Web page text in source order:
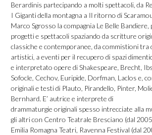
Berardinis partecipando a molti spettacoli, da
I Giganti della montagna a Il ritorno di
Marco Sgrosso la compagnia Le Belle Bandiere,
progetti e spettacoli spaziando da scritture
classiche e contemporanee, da commistioni tra
artistici, a eventi per il recupero di spazi
e interpretato opere di Shakespeare, Brecht,
Sofocle, Cechov, Euripide, Dorfman, Laclos e,
originali e testi di Plauto, Pirandello, Pinter,
Bernhard. E’ autrice e interprete di
drammaturgie originali spesso intrecciate alla
gli altri con Centro Teatrale Bresciano (dal
Emilia Romagna Teatri, Ravenna Festival (dal